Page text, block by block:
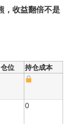
，收益翻倍不是
位 持仓成本
0